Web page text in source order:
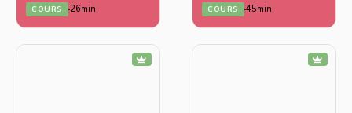
COURS 26min COURS 45min